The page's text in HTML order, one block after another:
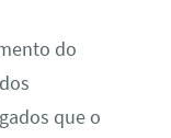
do
que o